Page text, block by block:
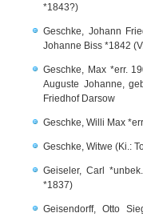
*1843?)
Geschke, Johann
Johanne Biss *1842
Geschke, Max *err.
Auguste Johanne,
Friedhof Darsow
Geschke, Willi Max
Geschke, Witwe (Ki.:
Geiseler, Carl
*1837)
Geisendorff, Otto